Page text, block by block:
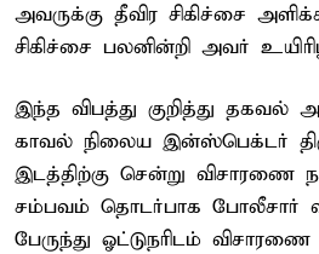
அவருக்கு தீவிர சிகிச்சை
சிகிச்சை பலனின்றி அவர்
இந்த விபத்து குறித்து தகவல்
காவல் நிலைய இன்ஸ்பெக்டர்
இடத்திற்கு சென்று விசாரணை
சம்பவம் தொடர்பாக போலீசார்
பேருந்து ஓட்டுநரிடம்